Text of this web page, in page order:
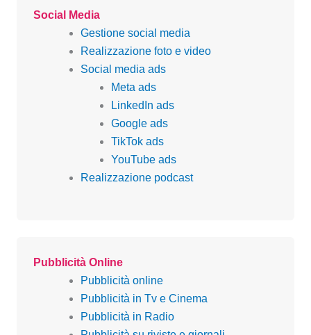
Social Media
Gestione social media
Realizzazione foto e video
Social media ads
Meta ads
LinkedIn ads
Google ads
TikTok ads
YouTube ads
Realizzazione podcast
Pubblicità Online
Pubblicità online
Pubblicità in Tv e Cinema
Pubblicità in Radio